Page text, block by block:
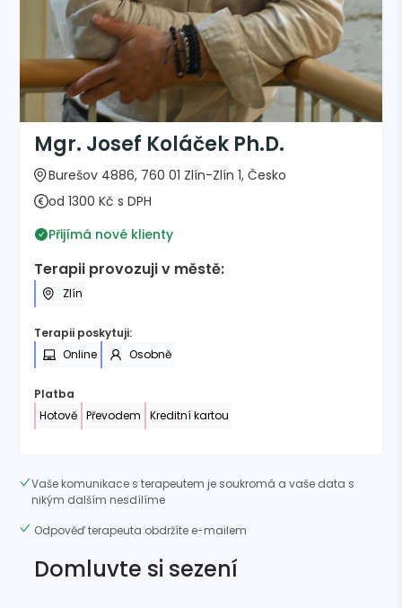
Mgr. Josef Koláček Ph.D.
Burešov 4886, 760 01 Zlín-Zlín 1, Česko
od 1300 Kč s DPH
Přijímá nové klienty
Terapii provozuji v městě:
Zlín
Terapii poskytuji:
Online
Osobně
Platba
Hotově
Převodem Kreditní kartou
Vaše komunikace s terapeutem je soukromá a vaše data s
nikým dalším nesdílíme
Odpověď terapeuta obdržíte e-mailem
Domluvte si sezení